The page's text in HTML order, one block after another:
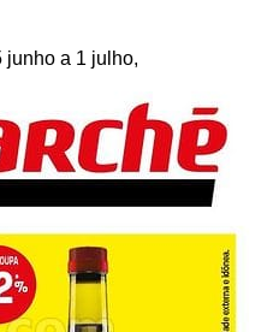
a 1 julho,